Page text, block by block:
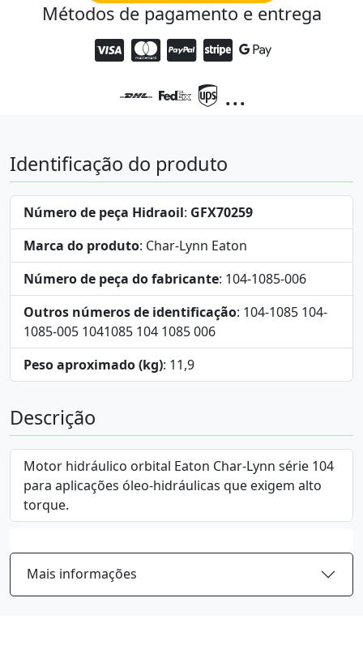
Métodos de pagamento e entrega
...
Identificação do produto
Número de peça Hidraoil: GFX70259
Marca do produto: Char-Lynn Eaton
Número de peça do fabricante: 104-1085-006
Outros números de identificação: 104-1085 104-
1085-005 1041085 104 1085 006
Peso aproximado (kg): 11,9
Descrição
Motor hidráulico orbital Eaton Char-Lynn série 104
para aplicações óleo-hidráulicas que exigem alto
torque.
Mais informações